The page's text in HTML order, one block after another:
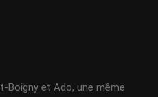
Boigny et Ado, une même